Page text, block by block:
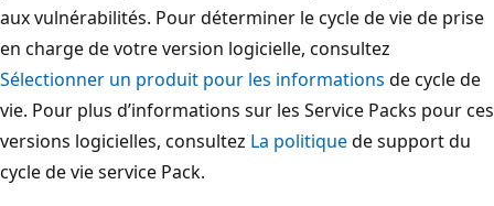
aux vulnérabilités. Pour déterminer le cycle de vie de prise
en charge de votre version logicielle, consultez
Sélectionner un produit pour les informations de cycle de
vie. Pour plus d’informations sur les Service Packs pour ces
versions logicielles, consultez La politiquede support du
cycle de vie service Pack.